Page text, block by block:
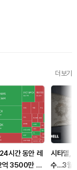
더보기
시간 동안 레
억 3500만 달
시타델,
수…3월